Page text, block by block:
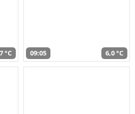
°C 09:05 6,0 °C